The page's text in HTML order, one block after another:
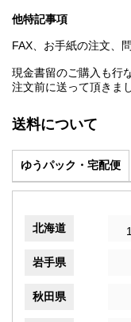
他特記事項
FAX、お手紙の注文、
現金書留のご購入も行
注文前に送って頂きま
送料について
ゆうパック・宅配便
北海道
岩手県
秋田県